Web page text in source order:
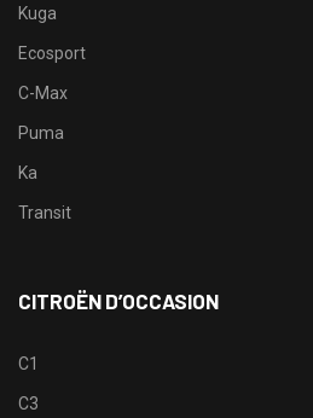
Kuga
Ecosport
C-Max
Puma
Ka
Transit
CITROËN D’OCCASION
C1
C3